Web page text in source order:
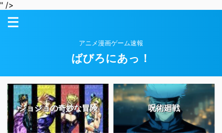
" />
アニメ漫画ゲーム速報
ばびろにあっ！
ジョジョの奇妙な冒険 呪術廻戦